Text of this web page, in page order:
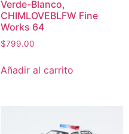
Verde-Blanco,
CHIMLOVEBLFW Fine
Works 64
$799.00
Añadir al carrito